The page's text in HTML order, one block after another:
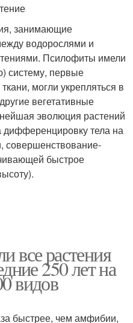
занимающие
водорослями и
Псилофиты имели
систему, первые
могли укрепляться в
вегетативные
эволюция растений
тела на
совершенствование-
быстрое
все растения
250 лет на
видов
быстрее, чем амфибии,